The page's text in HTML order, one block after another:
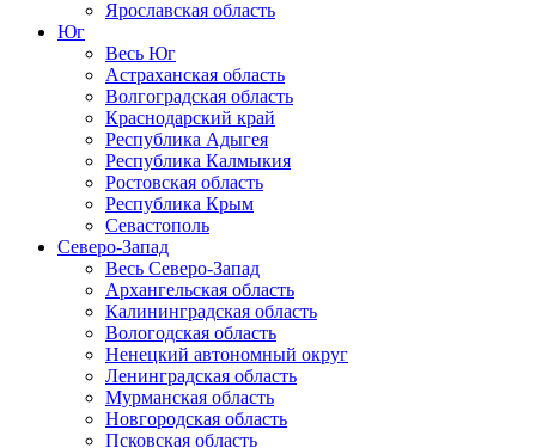
Ярославская область
Юг
Весь Юг
Астраханская область
Волгоградская область
Краснодарский край
Республика Адыгея
Республика Калмыкия
Ростовская область
Республика Крым
Севастополь
Северо-Запад
Весь Северо-Запад
Архангельская область
Калининградская область
Вологодская область
Ненецкий автономный округ
Ленинградская область
Мурманская область
Новгородская область
Псковская область